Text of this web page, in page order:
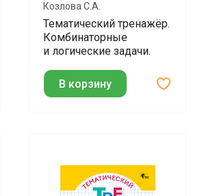
Козлова С.А.
Тематический тренажёр.
Комбинаторные
и логические задачи.
В корзину